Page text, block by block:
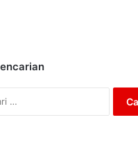
untuk: